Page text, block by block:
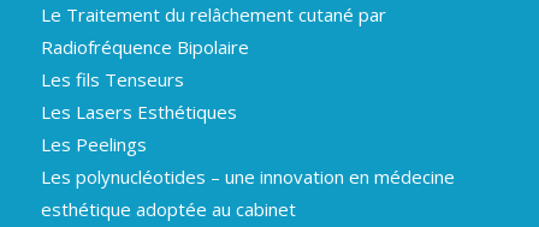
Le Traitement du relâchement cutané par
Radiofréquence Bipolaire
Les fils Tenseurs
Les Lasers Esthétiques
Les Peelings
Les polynucléotides – une innovation en médecine
esthétique adoptée au cabinet